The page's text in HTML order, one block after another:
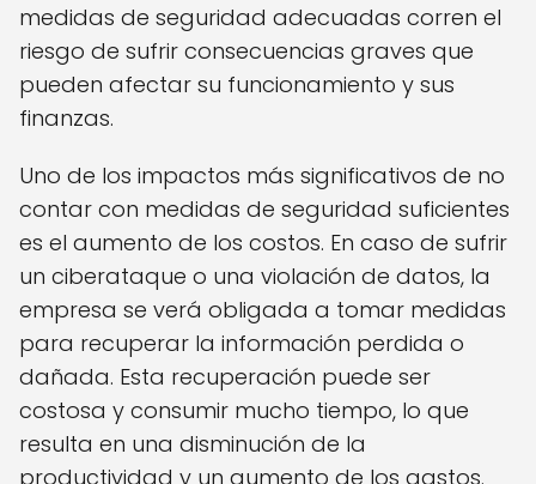
medidas de seguridad adecuadas corren el
riesgo de sufrir consecuencias graves que
pueden afectar su funcionamiento y sus
finanzas.
Uno de los impactos más significativos de no
contar con medidas de seguridad suficientes
es el aumento de los costos. En caso de sufrir
un ciberataque o una violación de datos, la
empresa se verá obligada a tomar medidas
para recuperar la información perdida o
dañada. Esta recuperación puede ser
costosa y consumir mucho tiempo, lo que
resulta en una disminución de la
productividad y un aumento de los gastos.